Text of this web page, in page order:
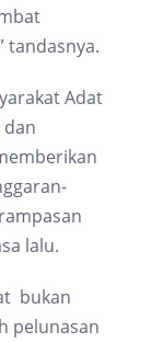
tandasnya.
Adat
lalu.
bukan
pelunasan